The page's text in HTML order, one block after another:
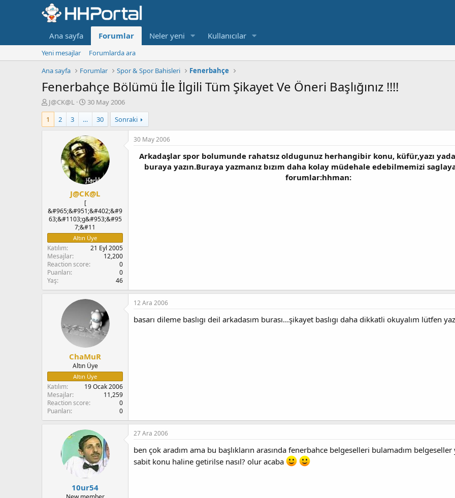
Ana sayfa Forumlar Neler yeni Kullanıcılar
Yeni mesajlar
Forumlarda ara
Ana sayfa
Forumlar Spor & Spor Bahisleri Fenerbahçe
Fenerbahçe Bölümü İle İlgili Tüm Şikayet Ve Öneri Başlığınız !!!!
K
o
n
b
t
a
J@CK@L
B
a
ş
l
a
n
ı
ç
t
a
i
h
i
30 May 2006
1
2 3 … 30 Sonraki
J@CK@L
[
&#965;&#951;&#402;&#9
63;&#1103;g&#953;&#95
7;&#11
Altın Üye
Katılım
21 Eyl 2005
Mesajlar
12,200
Reaction score
0
Puanları
0
Yaş
46
30 May 2006
Arkadaşlar spor bolumunde rahatsız oldugunuz herhangibir konu, küfür,yazı
buraya yazın.Buraya yazmanız bızım daha kolay müdehale edebilmemizi
forumlar:hhman:
ChaMuR
Altın Üye
Altın Üye
Katılım
19 Ocak 2006
Mesajlar
11,259
Reaction score
0
Puanları
0
12 Ara 2006
basarı dileme baslıgı deil arkadasım burası...şikayet baslıgı daha dikkatli okuyalım lütfen
10ur54
27 Ara 2006
ben çok aradım ama bu başlıkların arasında fenerbahce belgeselleri bulamadım belgeseller
sabit konu haline getirilse nasıl? olur acaba